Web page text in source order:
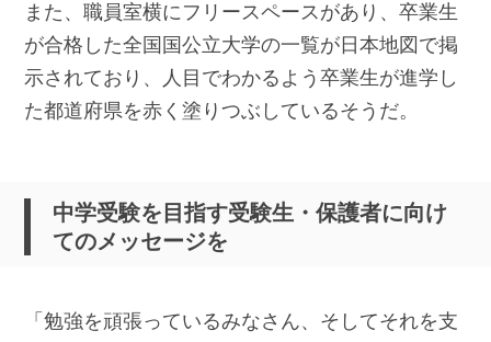
また、職員室横にフリースペースがあり、卒業生
が合格した全国国公立大学の一覧が日本地図で掲
示されており、人目でわかるよう卒業生が進学し
た都道府県を赤く塗りつぶしているそうだ。
中学受験を目指す受験生・保護者に向け
てのメッセージを
「勉強を頑張っているみなさん、そしてそれを支